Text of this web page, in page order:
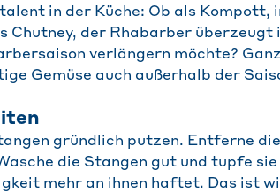
in der Küche: Ob als Kompott,
Chutney, der Rhabarber überzeugt
verlängern möchte?
Gemüse auch außerhalb der
gründlich putzen. Entferne
die Stangen gut und tupfe
mehr an ihnen haftet. Das ist